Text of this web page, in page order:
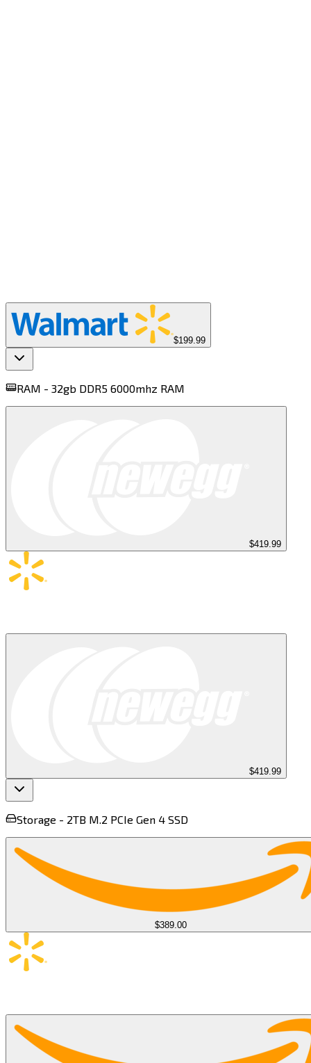
$199.99
RAM - 32gb DDR5 6000mhz RAM​​​​‌ ‍ ​‍​‍‌‍ ‌ ​‍‌‍‍‌‌‍‌ ‌‍‍‌‌‍ ‍​‍​‍​ ‍‍​‍​‍‌ ​ ‌‍​‌‌‍ ‍‌‍‍‌‌ ‌​‌ ‍‌​‍ ‍‌‍‍‌‌‍ ​‍​‍​‍ ​​‍​‍‌‍‍​‌ ​‍‌‍‌‌‌‍‌‍​‍​‍​ ‍‍​‍​‍​‍ ‌‍​‌‌‍‌​‌‍ ‌‌‍‍‌‌‍ ‍​‍ ‌‍‍‌‌‍ ‍‌ ‌​‌‍‌‌‌‍ ‍‌ ‌​​‍ ‌‍‌‌‌‍‌​‌‍‍‌‌ ‌​​‍ ‌‍ ‌‌‍ ‌‍‌​‌‍‌‌​ ‌‌ ​​‌ ​‍‌‍‌‌‌ ​ ‌‍‌‌‌‍ ‍‌ ‌​‌‍​‌‌ ‌​‌‍‍‌‌‍ ‌‍ ‍​ ‍ ‌‍‍‌‌‍‌​​ ‌​ ​ ​ ‌ ‌‍​ ‌‍​‍​ ‍‌‌‍​‌​ ‌‍​ ‍​​‍ ‌​ ​ ​ ​ ​ ‌​‌‍‌‌​‍ ‌​ ‌​​ ​‍‌‍​‌​ ‍‌​‍ ‌‌‍​‍‌‍​‌‌‍​‌‌‍​‌​‍ ‌​ ‌‍​ ‌ ‌‍​ ‌‍​ ​ ‍‌​ ‍‌​ ‌‌‌‍‌​‌‍​‌​ ​‍​ ​ ‌‍​ ​ ‍ ‌ ‌​‌ ‍‌‌ ​​‌‍‌‌​ ‌‌ ​‍‌‍​‌‌‍ ‌​ ‍ ‌ ​​‌‍​‌‌ ‌​‌‍‍​​ ‌‌‍ ‍‌‍​‌‌‍ ‌‌‍‌‌​ ‌‍​‍‌‍​‌‌ ​ ‌‍‌‌‌‌‌‌‌ ​‍‌‍ ​​ ‌​‍‌‌​ ​‍‌​‌‍‌‍​‌‌‍‌​‌‍ ‌‌‍‍‌‌‍ ‍​‍‌‍‌‍‍‌‌‍‌​​ ‌​ ​ ​ ‌ ‌‍​ ‌‍​‍​ ‍‌‌‍​‌​ ‌‍​ ‍​​‍ ‌​ ​ ​ ​ ​ ‌​‌‍‌‌​‍ ‌​ ‌​​ ​‍‌‍​‌​ ‍‌​‍ ‌‌‍​‍‌‍​‌‌‍​‌‌‍​‌​‍ ‌​ ‌‍​ ‌ ‌‍​ ‌‍​ ​ ‍‌​ ‍‌​ ‌‌‌‍‌​‌‍​‌​ ​‍​ ​ ‌‍​ ​‍‌‍‌ ‌​‌ ‍‌‌ ​​‌‍‌‌​ ‌‌ ​‍‌‍​‌‌‍ ‌​‍‌‍‌ ​​‌‍​‌‌ ‌​‌‍‍​​ ‌‌‍ ‍‌‍​‌‌‍ ‌‌‍‌‌​‍‌‍‌ ​​‌‍‌‌‌ ​‍‌ ​ ‌ ​​‌‍‌‌‌‍​ ‌ ‌​‌‍‍‌‌ ‌‍‌‍‌‌​ ‌‌ ​​‌ ‌‌‌‍​‍‌‍ ​‌‍‍‌‌ ​ ‌‍‍​‌‍‌‌‌‍‌​​‍​‍‌ ‌
$419.99
$419.99
Storage - 2TB M.2 PCIe Gen 4 SSD​​​​‌ ‍ ​‍​‍‌‍ ‌ ​‍‌‍‍‌‌‍‌ ‌‍‍‌‌‍ ‍​‍​‍​ ‍‍​‍​‍‌ ​ ‌‍​‌‌‍ ‍‌‍‍‌‌ ‌​‌ ‍‌​‍ ‍‌‍‍‌‌‍ ​‍​‍​‍ ​​‍​‍‌‍‍​‌ ​‍‌‍‌‌‌‍‌‍​‍​‍​ ‍‍​‍​‍​‍ ‌‍​‌‌‍‌​‌‍ ‌‌‍‍‌‌‍ ‍​‍ ‌‍‍‌‌‍ ‍‌ ‌​‌‍‌‌‌‍ ‍‌ ‌​​‍ ‌‍‌‌‌‍‌​‌‍‍‌‌ ‌​​‍ ‌‍ ‌‌‍ ‌‍‌​‌‍‌‌​ ‌‌ ​​‌ ​‍‌‍‌‌‌ ​ ‌‍‌‌‌‍ ‍‌ ‌​‌‍​‌‌ ‌​‌‍‍‌‌‍ ‌‍ ‍​ ‍ ‌‍‍‌‌‍‌​​ ‌‌‍​‍​ ​​​ ‌‌​ ‍​‌‍​ ‌‍​‍​ ​‌​ ​‍​‍ ‌‌‍‌‍‌‍​‌‌‍‌​‌‍‌‍​‍ ‌​ ‌​‌‍​‌​ ​‍‌‍‌‍​‍ ‌‌‍​‍​ ​​​ ​‌​ ‌ ​‍ ‌​ ​​​ ​​​ ‍​​ ​ ​ ​‍​ ​‌​ ‌​​ ‍‌‌‍‌‍​ ​‌​ ‌‌​ ​ ​ ‍ ‌ ‌​‌ ‍‌‌ ​​‌‍‌‌​ ‌‌ ​ ‌ ‌​‌‍ ‌ ​‍‌‍​‌‌‍‌ ‌‍‌‌​ ‍ ‌ ​​‌‍​‌‌ ‌​‌‍‍​​ ‌‌‍ ‍‌‍​‌‌‍ ‌‌‍‌‌​ ‌‍​‍‌‍​‌‌ ​ ‌‍‌‌‌‌‌‌‌ ​‍‌‍ ​​ ‌​‍‌‌​ ​‍‌​‌‍‌‍​‌‌‍‌​‌‍ ‌‌‍‍‌‌‍ ‍​‍‌‍‌‍‍‌‌‍‌​​ ‌‌‍​‍​ ​​​ ‌‌​ ‍​‌‍​ ‌‍​‍​ ​‌​ ​‍​‍ ‌‌‍‌‍‌‍​‌‌‍‌​‌‍‌‍​‍ ‌​ ‌​‌‍​‌​ ​‍‌‍‌‍​‍ ‌‌‍​‍​ ​​​ ​‌​ ‌ ​‍ ‌​ ​​​ ​​​ ‍​​ ​ ​ ​‍​ ​‌​ ‌​​ ‍‌‌‍‌‍​ ​‌​ ‌‌​ ​ ​‍‌‍‌ ‌​‌ ‍‌‌ ​​‌‍‌‌​ ‌‌ ​ ‌ ‌​‌‍ ‌ ​‍‌‍​‌‌‍‌ ‌‍‌‌​‍‌‍‌ ​​‌‍​‌‌ ‌​‌‍‍​​ ‌‌‍ ‍‌‍​‌‌‍ ‌‌‍‌‌​‍‌‍‌ ​​‌‍‌‌‌ ​‍‌ ​ ‌ ​​‌‍‌‌‌‍​ ‌ ‌​‌‍‍‌‌ ‌‍‌‍‌‌​ ‌‌ ​​‌ ‌‌‌‍​‍‌‍ ​‌‍‍‌‌ ​ ‌‍‍​‌‍‌‌‌‍‌​​‍​‍‌ ‌
$389.00